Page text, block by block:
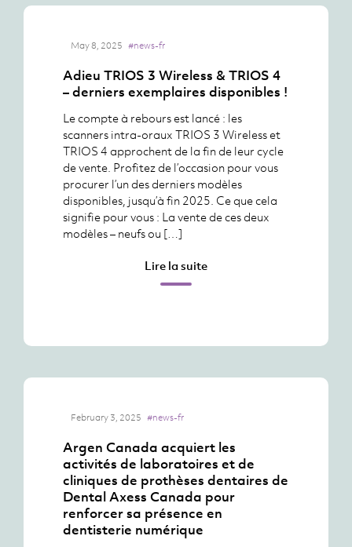
May 8, 2025 #news-fr
Adieu TRIOS 3 Wireless & TRIOS 4
– derniers exemplaires disponibles !
Le compte à rebours est lancé : les
scanners intra-oraux TRIOS 3 Wireless et
TRIOS 4 approchent de la fin de leur cycle
de vente. Profitez de l’occasion pour vous
procurer l’un des derniers modèles
disponibles, jusqu’à fin 2025. Ce que cela
signifie pour vous : La vente de ces deux
modèles – neufs ou […]
Lire la suite
February 3, 2025 #news-fr
Argen Canada acquiert les
activités de laboratoires et de
cliniques de prothèses dentaires de
Dental Axess Canada pour
renforcer sa présence en
dentisterie numérique